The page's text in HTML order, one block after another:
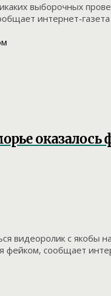
выборочных
интернет-
оказалось
видеоролик с якобы
фейком, сообщает